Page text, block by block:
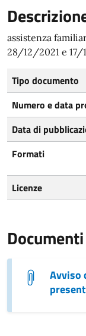
assistenza
28/12/2021 e
Tipo documento
Numero e data
Data di
Formati
Licenze
Documenti
Avviso